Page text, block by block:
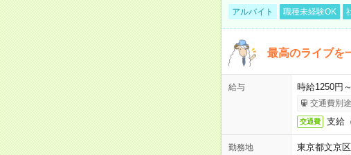
アルバイト 職種未経験OK
最高のライブを
給与 時給1250円～
交通費別
交通費 支給
勤務地
東京都文京区